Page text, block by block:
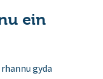
ein
gyda